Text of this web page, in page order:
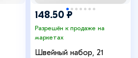
148.50 ₽
Разрешён к продаже на
маркетах
Швейный набор, 21